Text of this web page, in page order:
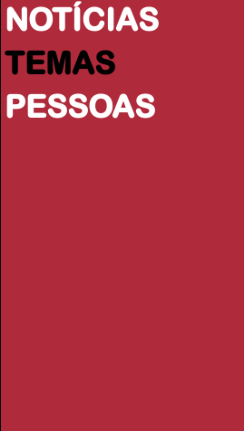
NOTÍCIAS
TEMAS
PESSOAS